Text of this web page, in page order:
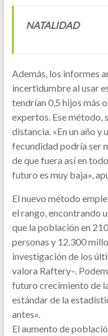
NATALIDAD
Además, los informes
incertidumbre al usar
tendrían 0,5 hijos más
expertos. Ese método,
distancia. «En un año y
fecundidad podría ser
de que fuera así en
futuro es muy baja»,
El nuevo método
el rango, encontrando
que la población en
personas y 12.300
investigación de los
valora Raftery–.
futuro crecimiento de
estándar de la
antes».
El aumento de